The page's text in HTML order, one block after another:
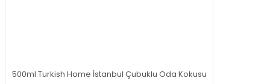
500ml Turkish Home İstanbul Çubuklu Oda Kokusu